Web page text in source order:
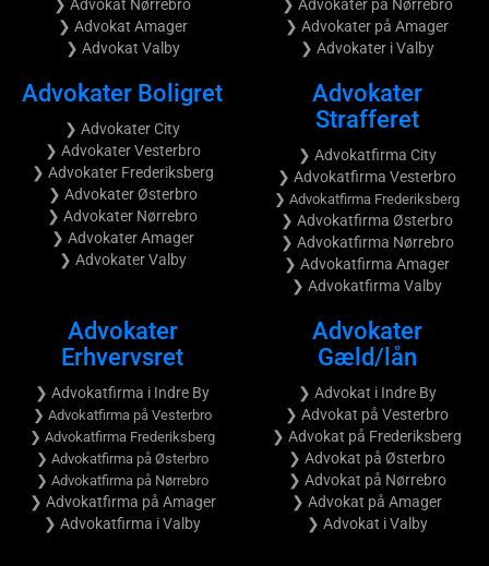
❯ Advokat Nørrebro
❯ Advokat Amager
❯ Advokat Valby
❯ Advokater på Nørrebro
❯ Advokater på Amager
❯ Advokater i Valby
Advokater Boligret
❯ Advokater City
❯ Advokater Vesterbro
❯ Advokater Frederiksberg
❯ Advokater Østerbro
❯ Advokater Nørrebro
❯ Advokater Amager
❯ Advokater Valby
Advokater
Strafferet
❯ Advokatfirma City
❯ Advokatfirma Vesterbro
❯ Advokatfirma Frederiksberg
❯ Advokatfirma Østerbro
❯ Advokatfirma Nørrebro
❯ Advokatfirma Amager
❯ Advokatfirma Valby
Advokater
Erhvervsret
❯ Advokatfirma i Indre By
❯ Advokatfirma på Vesterbro
❯ Advokatfirma Frederiksberg
❯ Advokatfirma på Østerbro
❯ Advokatfirma på Nørrebro
❯ Advokatfirma på Amager
❯ Advokatfirma i Valby
Advokater
Gæld/lån
❯ Advokat i Indre By
❯ Advokat på Vesterbro
❯ Advokat på Frederiksberg
❯ Advokat på Østerbro
❯ Advokat på Nørrebro
❯ Advokat på Amager
❯ Advokat i Valby